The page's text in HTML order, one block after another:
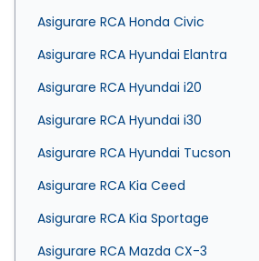
Asigurare RCA Honda Civic
Asigurare RCA Hyundai Elantra
Asigurare RCA Hyundai i20
Asigurare RCA Hyundai i30
Asigurare RCA Hyundai Tucson
Asigurare RCA Kia Ceed
Asigurare RCA Kia Sportage
Asigurare RCA Mazda CX-3